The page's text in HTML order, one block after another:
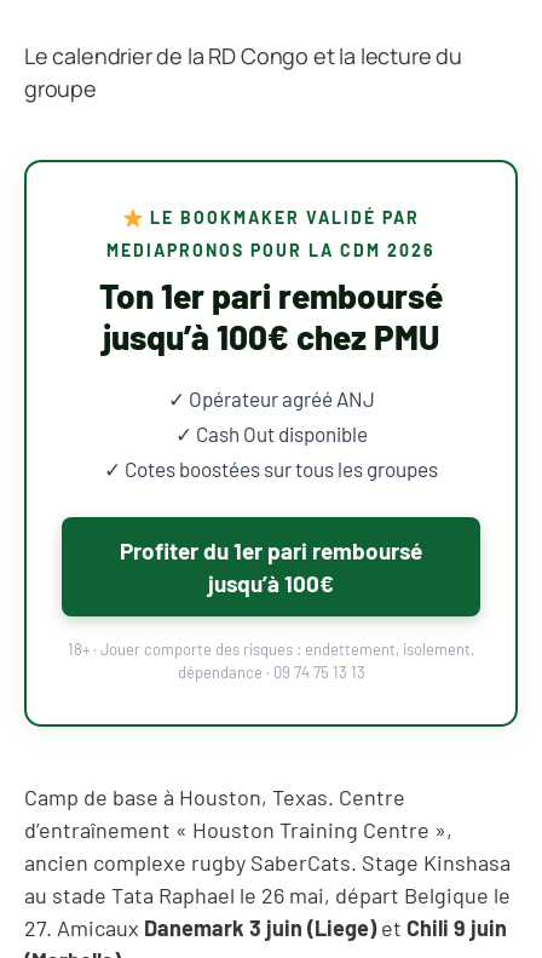
Le calendrier de la RD Congo et la lecture du
groupe
LE BOOKMAKER VALIDÉ PAR
MEDIAPRONOS POUR LA CDM 2026
Ton 1er pari remboursé
jusqu’à 100€ chez PMU
✓ Opérateur agréé ANJ
✓ Cash Out disponible
✓ Cotes boostées sur tous les groupes
Profiter du 1er pari remboursé
jusqu’à 100€
18+ · Jouer comporte des risques : endettement, isolement,
dépendance · 09 74 75 13 13
Camp de base à Houston, Texas. Centre
d’entraînement « Houston Training Centre »,
ancien complexe rugby SaberCats. Stage Kinshasa
au stade Tata Raphael le 26 mai, départ Belgique le
27. Amicaux Danemark 3 juin (Liege)et Chili 9 juin